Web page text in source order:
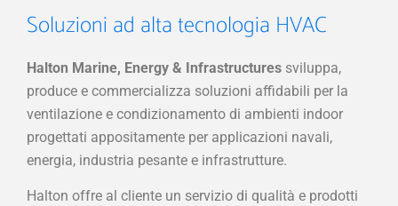
Soluzioni ad alta tecnologia HVAC
Halton Marine, Energy & Infrastructures sviluppa,
produce e commercializza soluzioni affidabili per la
ventilazione e condizionamento di ambienti indoor
progettati appositamente per applicazioni navali,
energia, industria pesante e infrastrutture.
Halton offre al cliente un servizio di qualità e prodotti